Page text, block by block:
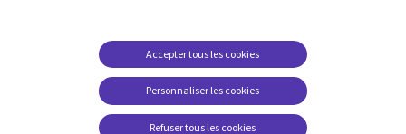
Études de cas
Baladodiffusions
Restrictions et
conditions juridiques
Carrières FAQ
Centre de gestion des
Personnaliser les cookies
Accepter tous les cookies
Refuser tous les cookies